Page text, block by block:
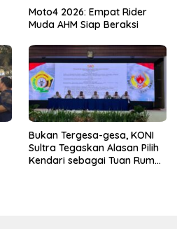
Moto4 2026: Empat Rider
Muda AHM Siap Beraksi
Bukan Tergesa-gesa, KONI
Sultra Tegaskan Alasan Pilih
Kendari sebagai Tuan Rumah